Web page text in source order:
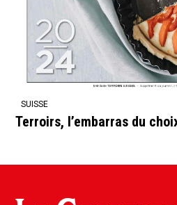
SUISSE
Terroirs, l’embarras du